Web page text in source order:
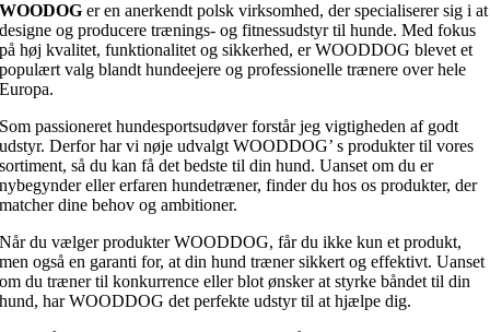
WOODOG er en anerkendt polsk virksomhed, der specialiserer sig i at
designe og producere trænings- og fitnessudstyr til hunde. Med fokus
på høj kvalitet, funktionalitet og sikkerhed, er WOODDOG blevet et
populært valg blandt hundeejere og professionelle trænere over hele
Europa.
Som passioneret hundesportsudøver forstår jeg vigtigheden af godt
udstyr. Derfor har vi nøje udvalgt WOODDOG’ s produkter til vores
sortiment, så du kan få det bedste til din hund. Uanset om du er
nybegynder eller erfaren hundetræner, finder du hos os produkter, der
matcher dine behov og ambitioner.
Når du vælger produkter WOODDOG, får du ikke kun et produkt,
men også en garanti for, at din hund træner sikkert og effektivt. Uanset
om du træner til konkurrence eller blot ønsker at styrke båndet til din
hund, har WOODDOG det perfekte udstyr til at hjælpe dig.